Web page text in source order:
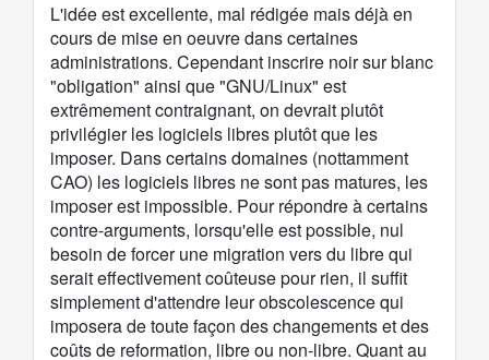
L'idée est excellente, mal rédigée mais déjà en
cours de mise en oeuvre dans certaines
administrations. Cependant inscrire noir sur blanc
"obligation" ainsi que "GNU/Linux" est
extrêmement contraignant, on devrait plutôt
privilégier les logiciels libres plutôt que les
imposer. Dans certains domaines (nottamment
CAO) les logiciels libres ne sont pas matures, les
imposer est impossible. Pour répondre à certains
contre-arguments, lorsqu'elle est possible, nul
besoin de forcer une migration vers du libre qui
serait effectivement coûteuse pour rien, il suffit
simplement d'attendre leur obscolescence qui
imposera de toute façon des changements et des
coûts de reformation, libre ou non-libre. Quant au